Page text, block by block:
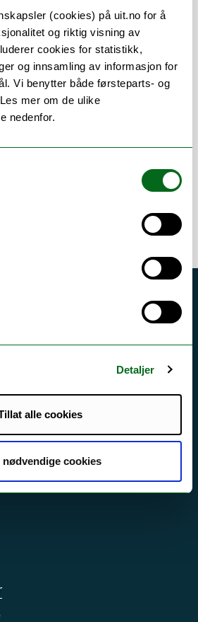
(cookies) på uit.no for å
og riktig visning av
cookies for statistikk,
og innsamling av informasjon for
Vi benytter både førsteparts- og
mer om de ulike
nedenfor.
Detaljer
alle cookies
nødvendige cookies
og undervisning
meg
component